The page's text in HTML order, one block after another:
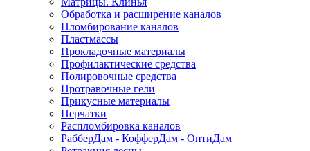
Обработка и расширение каналов
Пломбирование каналов
Пластмассы
Прокладочные материалы
Профилактические средства
Полировочные средства
Протравочные гели
Прикусные материалы
Перчатки
Распломбировка каналов
РабберДам - КофферДам - ОптиДам